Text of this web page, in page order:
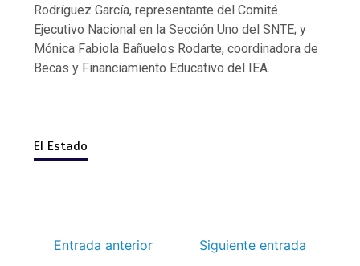
Rodríguez García, representante del Comité
Ejecutivo Nacional en la Sección Uno del SNTE; y
Mónica Fabiola Bañuelos Rodarte, coordinadora de
Becas y Financiamiento Educativo del IEA.
El Estado
Entrada anterior Siguiente entrada